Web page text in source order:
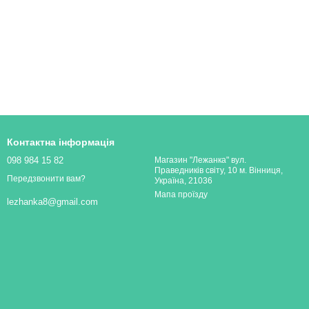
Контактна інформація
098 984 15 82
Передзвонити вам?
lezhanka8@gmail.com
Магазин "Лежанка" вул.
Праведників світу, 10 м. Вінниця,
Україна, 21036
Мапа проїзду